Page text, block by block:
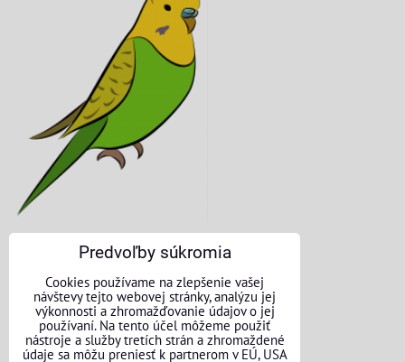
KONTAKTNÉ ÚDAJE
O nás
Kontakt
Predvoľby súkromia
Cookies používame na zlepšenie vašej
návštevy tejto webovej stránky, analýzu jej
výkonnosti a zhromažďovanie údajov o jej
používaní. Na tento účel môžeme použiť
nástroje a služby tretích strán a zhromaždené
údaje sa môžu preniesť k partnerom v EÚ, USA